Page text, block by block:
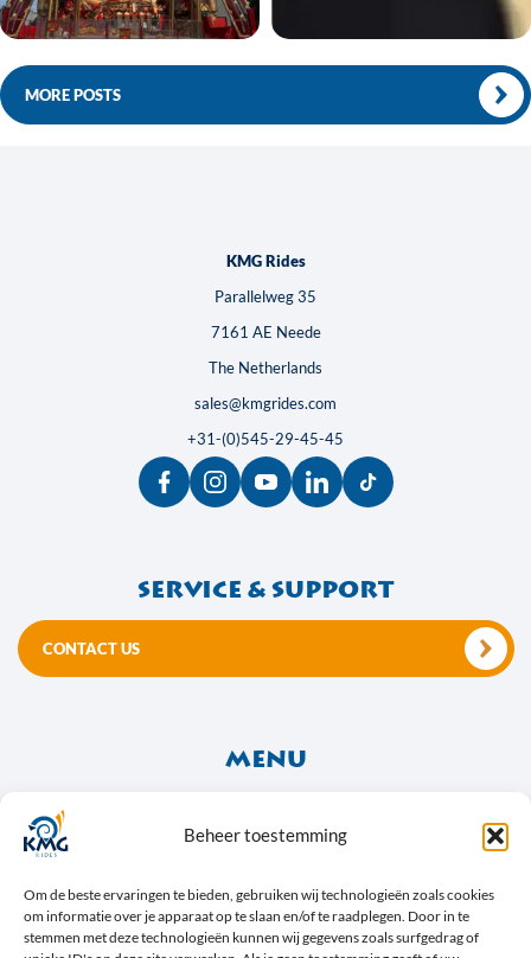
Beheer toestemming
Om de beste ervaringen te bieden, gebruiken wij technologieën zoals cookies
om informatie over je apparaat op te slaan en/of te raadplegen. Door in te
stemmen met deze technologieën kunnen wij gegevens zoals surfgedrag of
MORE POSTS
KMG Rides
Parallelweg 35
7161 AE Neede
The Netherlands
sales@kmgrides.com
+31-(0)545-29-45-45
Service & support
CONTACT US
Menu
Social Media & News